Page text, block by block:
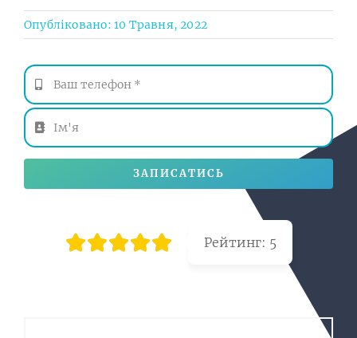
Опубліковано: 10 Травня, 2022
ЗАПИСАТИСЬ
Рейтинг: 5